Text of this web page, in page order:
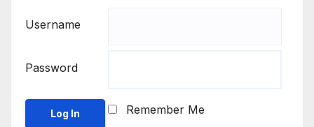
Username
Password
Remember Me